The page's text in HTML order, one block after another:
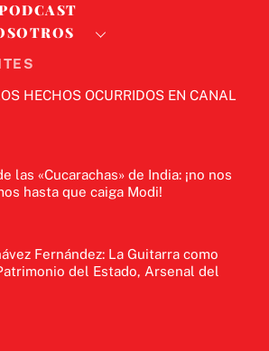
HECHOS OCURRIDOS EN CANAL
las «Cucarachas» de India: ¡no nos
hasta que caiga Modi!
Fernández: La Guitarra como
del Estado, Arsenal del